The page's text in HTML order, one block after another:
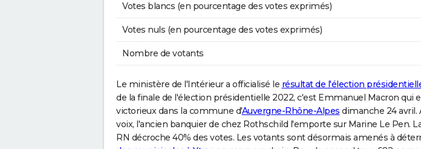
Votes blancs (en pourcentage des votes exprimés)
Votes nuls (en pourcentage des votes exprimés)
Nombre de votants
Le ministère de l'Intérieur a officialisé le résultat de l'élection
de la finale de l'élection présidentielle 2022, c'est Emmanuel Macron qui
victorieux dans la commune d'Auvergne-Rhône-Alpes dimanche 24 avril.
voix, l'ancien banquier de chez Rothschild l'emporte sur Marine Le Pen.
RN décroche 40% des votes. Les votants sont désormais amenés à